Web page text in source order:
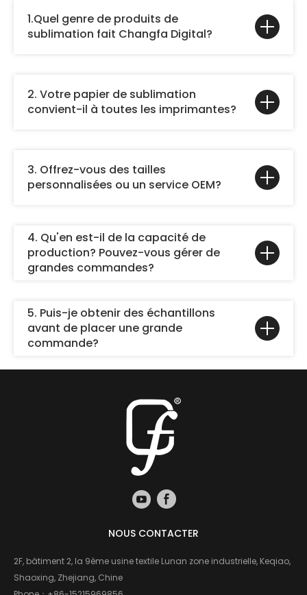
1.Quel genre de produits de
sublimation fait Changfa Digital?
2. Votre papier de sublimation
convient-il à toutes les imprimantes?
3. Offrez-vous des tailles
personnalisées ou un service OEM?
4. Qu'en est-il de la capacité de
production? Pouvez-vous gérer de
grandes commandes?
5. Puis-je obtenir des échantillons
avant de placer une grande
commande?
NOUS CONTACTER
2F, bâtiment 2, la 9ème usine textile Lunan zone industrielle, Keqiao,
Shaoxing, Zhejiang, Chine